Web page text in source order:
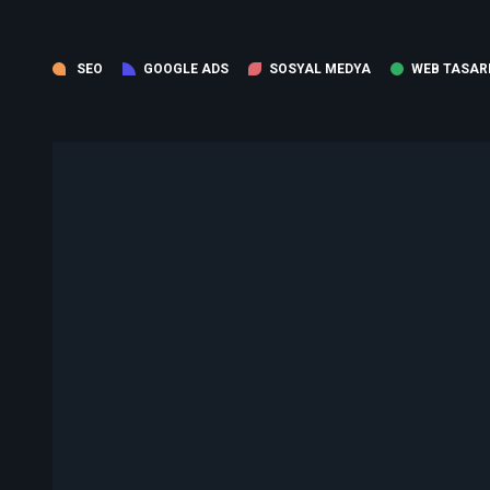
SEO GOOGLE ADS SOSYAL MEDYA WEB